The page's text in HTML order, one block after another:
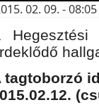
02. 09. -
tagtoborzó